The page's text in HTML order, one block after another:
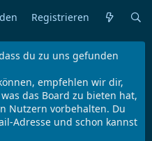
Registrieren
du zu uns gefunden
empfehlen wir dir,
das Board zu bieten hat,
Nutzern vorbehalten. Du
Adresse und schon kannst